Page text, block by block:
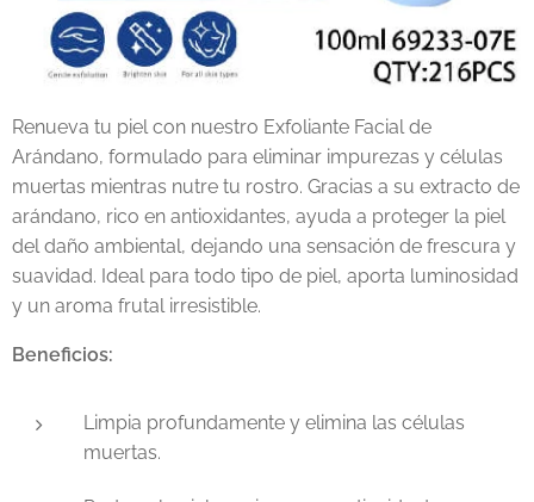
Renueva tu piel con nuestro Exfoliante Facial de
Arándano, formulado para eliminar impurezas y células
muertas mientras nutre tu rostro. Gracias a su extracto de
arándano, rico en antioxidantes, ayuda a proteger la piel
del daño ambiental, dejando una sensación de frescura y
suavidad. Ideal para todo tipo de piel, aporta luminosidad
y un aroma frutal irresistible.
Beneficios:
Limpia profundamente y elimina las células
muertas.